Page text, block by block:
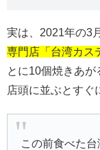
実は、2021年の3
専門店「台湾カス
とに10個焼きあが
店頭に並ぶとすぐ
この前食べた